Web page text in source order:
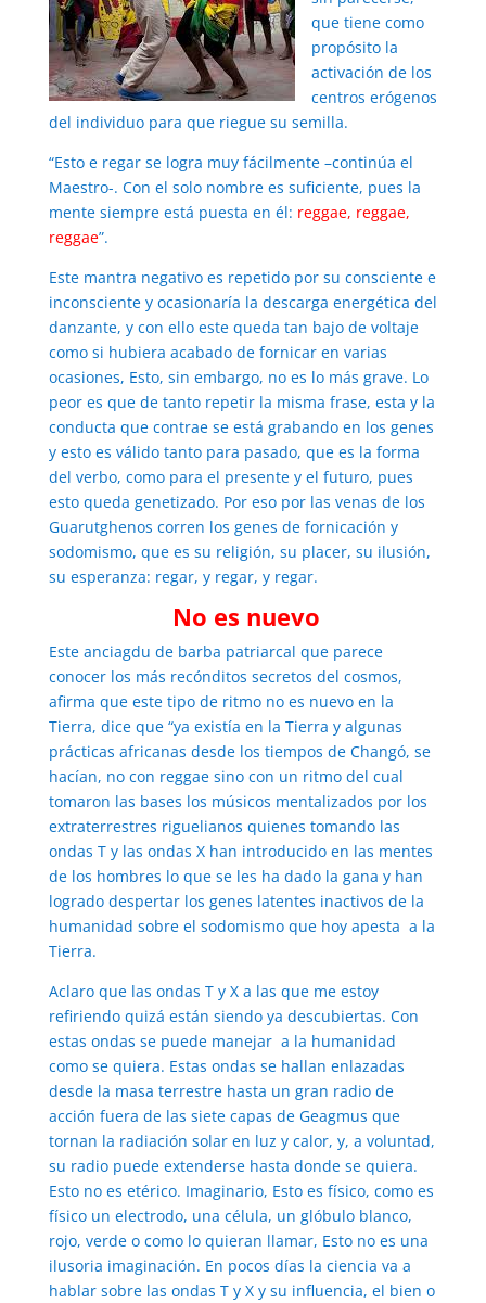
que tiene como
propósito la
activación de los
centros erógenos
del individuo para que riegue su semilla.
“Esto e regar se logra muy fácilmente –continúa el
Maestro-. Con el solo nombre es suficiente, pues la
mente siempre está puesta en él: reggae, reggae,
reggae”.
Este mantra negativo es repetido por su consciente e
inconsciente y ocasionaría la descarga energética del
danzante, y con ello este queda tan bajo de voltaje
como si hubiera acabado de fornicar en varias
ocasiones, Esto, sin embargo, no es lo más grave. Lo
peor es que de tanto repetir la misma frase, esta y la
conducta que contrae se está grabando en los genes
y esto es válido tanto para pasado, que es la forma
del verbo, como para el presente y el futuro, pues
esto queda genetizado. Por eso por las venas de los
Guarutghenos corren los genes de fornicación y
sodomismo, que es su religión, su placer, su ilusión,
su esperanza: regar, y regar, y regar.
No es nuevo
Este anciagdu de barba patriarcal que parece
conocer los más recónditos secretos del cosmos,
afirma que este tipo de ritmo no es nuevo en la
Tierra, dice que “ya existía en la Tierra y algunas
prácticas africanas desde los tiempos de Changó, se
hacían, no con reggae sino con un ritmo del cual
tomaron las bases los músicos mentalizados por los
extraterrestres riguelianos quienes tomando las
ondas T y las ondas X han introducido en las mentes
de los hombres lo que se les ha dado la gana y han
logrado despertar los genes latentes inactivos de la
humanidad sobre el sodomismo que hoy apesta a la
Tierra.
Aclaro que las ondas T y X a las que me estoy
refiriendo quizá están siendo ya descubiertas. Con
estas ondas se puede manejar a la humanidad
como se quiera. Estas ondas se hallan enlazadas
desde la masa terrestre hasta un gran radio de
acción fuera de las siete capas de Geagmus que
tornan la radiación solar en luz y calor, y, a voluntad,
su radio puede extenderse hasta donde se quiera.
Esto no es etérico. Imaginario, Esto es físico, como es
físico un electrodo, una célula, un glóbulo blanco,
rojo, verde o como lo quieran llamar, Esto no es una
ilusoria imaginación. En pocos días la ciencia va a
hablar sobre las ondas T y X y su influencia, el bien o